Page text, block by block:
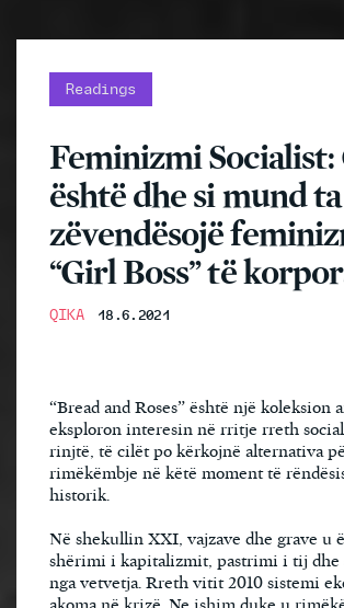
Readings
Feminizmi Socialist:
është dhe si mund ta
zëvendësojë
“Girl Boss” të
QIKA 18.6.2021
“Bread and Roses” është një koleksion
eksploron interesin në rritje rreth
rinjtë, të cilët po kërkojnë alternativa
rimëkëmbje në këtë moment të
historik.
Në shekullin XXI, vajzave dhe grave u
shërimi i kapitalizmit, pastrimi i tij
nga vetvetja. Rreth vitit 2010 sistemi